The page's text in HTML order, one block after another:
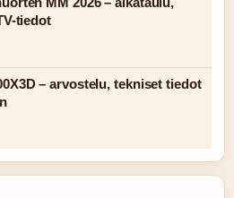
tiedot
– arvostelu, tekniset tiedot